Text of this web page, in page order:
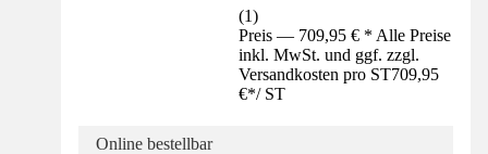
(1)
Preis — 709,95 € * Alle Preise
inkl. MwSt. und ggf. zzgl.
Versandkosten pro ST709,95
€*/ ST
Online bestellbar